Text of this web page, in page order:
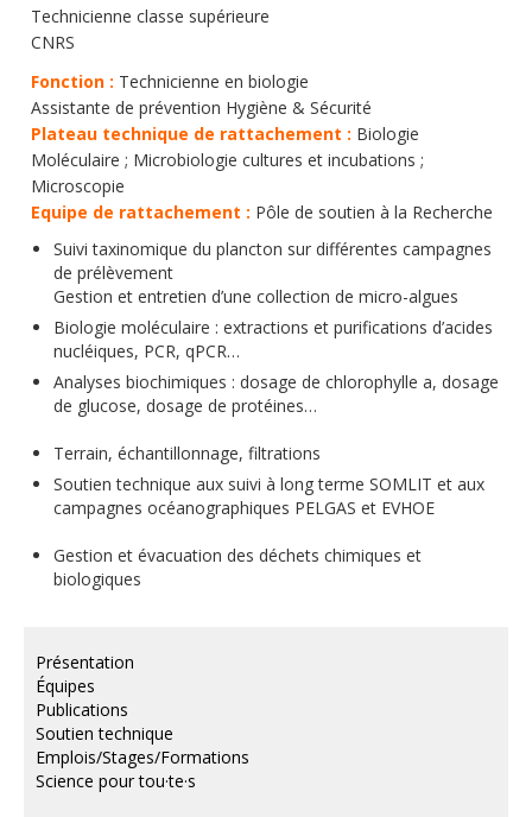
Technicienne classe supérieure
CNRS
Fonction : Technicienne en biologie
Assistante de prévention Hygiène & Sécurité
Plateau technique de rattachement : Biologie
Moléculaire ; Microbiologie cultures et incubations ;
Microscopie
Equipe de rattachement : Pôle de soutien à la Recherche
Suivi taxinomique du plancton sur différentes campagnes
de prélèvement
Gestion et entretien d’une collection de micro-algues
Biologie moléculaire : extractions et purifications d’acides
nucléiques, PCR, qPCR…
Analyses biochimiques : dosage de chlorophylle a, dosage
de glucose, dosage de protéines…
Terrain, échantillonnage, filtrations
Soutien technique aux suivi à long terme SOMLIT et aux
campagnes océanographiques PELGAS et EVHOE
Gestion et évacuation des déchets chimiques et
biologiques
Présentation
Équipes
Publications
Soutien technique
Emplois/Stages/Formations
Science pour tou·te·s